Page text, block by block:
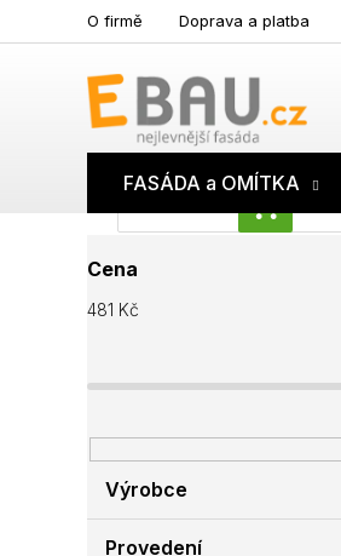
na
O firmě Doprava a platba
FASÁDA a OMÍTKA
o
s
a
n
í
a
Cena
481 Kč
Výrobce
Provedení